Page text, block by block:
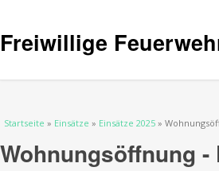
Freiwillige
Sie sind hier
Startseite » Einsätze » Einsätze 2025 »
Wohnungsöffnung